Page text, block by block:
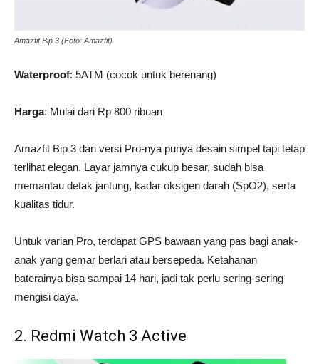
Amazfit Bip 3 (Foto: Amazfit)
Waterproof: 5ATM (cocok untuk berenang)
Harga: Mulai dari Rp 800 ribuan
Amazfit Bip 3 dan versi Pro-nya punya desain simpel tapi tetap
terlihat elegan. Layar jamnya cukup besar, sudah bisa
memantau detak jantung, kadar oksigen darah (SpO2), serta
kualitas tidur.
Untuk varian Pro, terdapat GPS bawaan yang pas bagi anak-
anak yang gemar berlari atau bersepeda. Ketahanan
baterainya bisa sampai 14 hari, jadi tak perlu sering-sering
mengisi daya.
2. Redmi Watch 3 Active